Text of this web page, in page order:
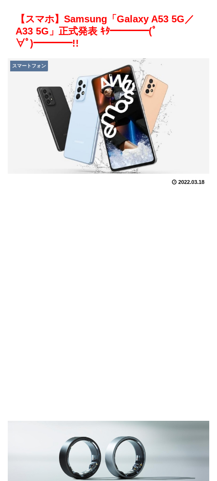
【スマホ】Samsung「Galaxy A53 5G／
A33 5G」正式発表 ｷﾀ━━━━(ﾟ
∀ﾟ)━━━━!!
スマートフォン
2022.03.18